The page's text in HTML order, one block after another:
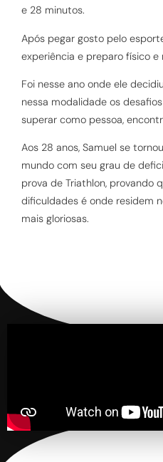
e 28 minutos.
Após pegar gosto pelo
experiência e preparo físico e
Foi nesse ano onde ele
nessa modalidade os
superar como pessoa,
Aos 28 anos, Samuel se
mundo com seu grau de
prova de Triathlon, provando
dificuldades é onde residem
mais gloriosas.